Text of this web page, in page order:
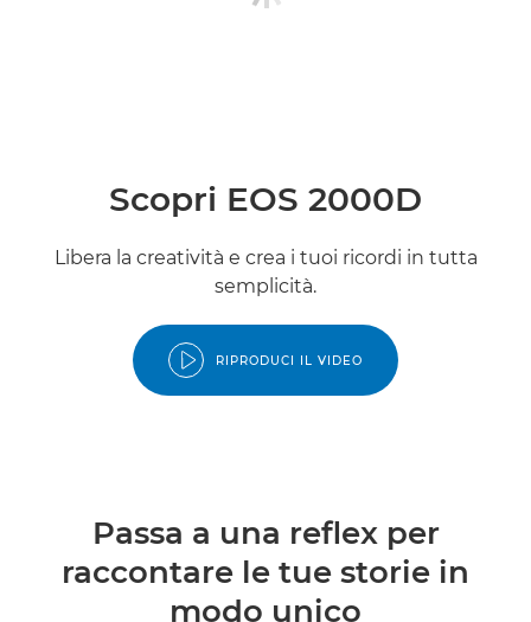
Scopri EOS 2000D
Libera la creatività e crea i tuoi ricordi in tutta
semplicità.
RIPRODUCI IL VIDEO
Passa a una reflex per
raccontare le tue storie in
modo unico